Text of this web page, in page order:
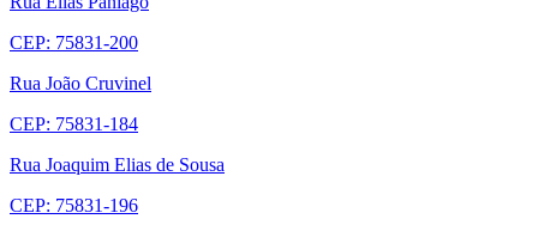
CEP: 75831-200
Rua João Cruvinel
CEP: 75831-184
Rua Joaquim Elias de Sousa
CEP: 75831-196